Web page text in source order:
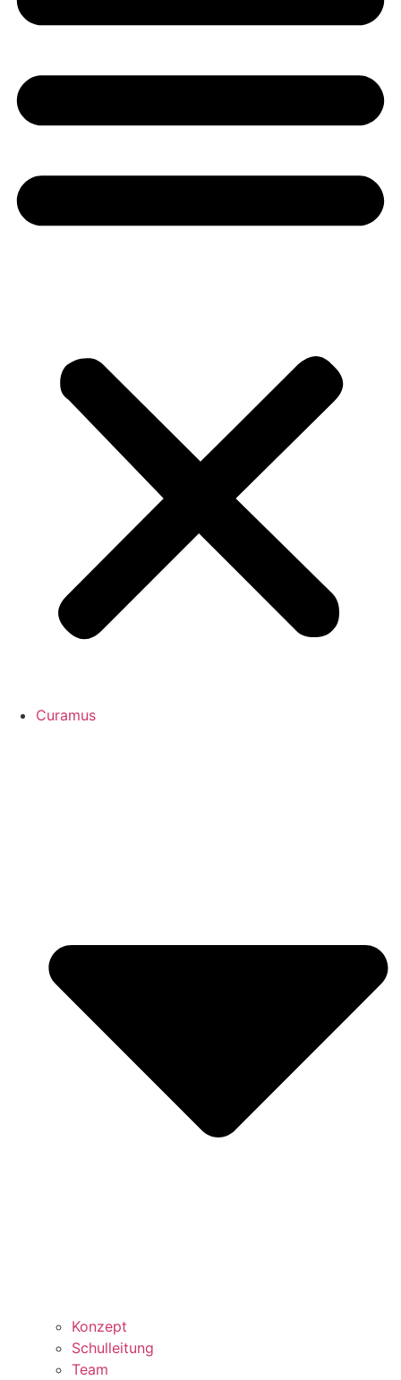
Curamus
Konzept
Schulleitung
Team